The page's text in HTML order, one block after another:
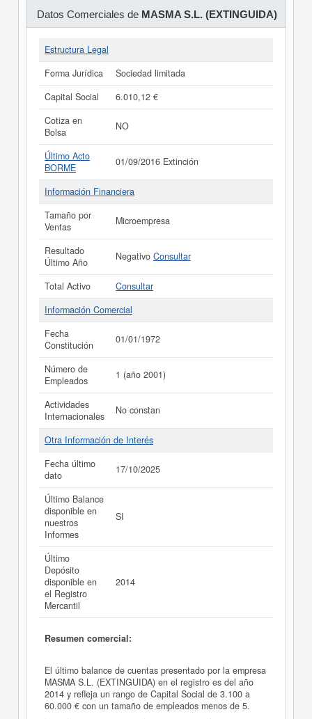
Datos Comerciales de MASMA S.L. (EXTINGUIDA)
Estructura Legal
Forma Jurídica
Sociedad limitada
Capital Social
6.010,12 €
Cotiza en
Bolsa
NO
Último Acto
BORME
01/09/2016 Extinción
Información Financiera
Tamaño por
Ventas
Microempresa
Resultado
Último Año
Negativo Consultar
Total Activo
Consultar
Información Comercial
Fecha
Constitución
01/01/1972
Número de
Empleados
1 (año 2001)
Actividades
Internacionales
No constan
Otra Información de Interés
Fecha último
dato
17/10/2025
Último Balance
disponible en
nuestros
Informes
SI
Último
Depósito
disponible en
el Registro
Mercantil
2014
Resumen comercial:
El último balance de cuentas presentado por la empresa
MASMA S.L. (EXTINGUIDA) en el registro es del año
2014 y refleja un rango de Capital Social de 3.100 a
60.000 € con un tamaño de empleados menos de 5.